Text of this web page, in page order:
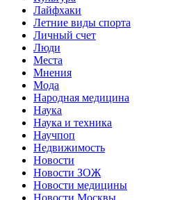
Лайфхаки
Летние виды спорта
Личный счет
Люди
Места
Мнения
Мода
Народная медицина
Наука
Наука и техника
Научпоп
Недвижимость
Новости
Новости ЗОЖ
Новости медицины
Новости Москвы